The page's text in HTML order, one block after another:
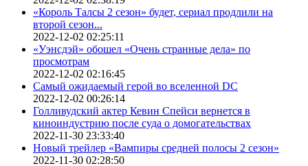
«Король Талсы 2 сезон» будет, сериал продлили на
второй сезон...
2022-12-02 02:25:11
«Уэнсдэй» обошел «Очень странные дела» по
просмотрам
2022-12-02 02:16:45
Самый ожидаемый герой во вселенной DC
2022-12-02 00:26:14
Голливудский актер Кевин Спейси вернется в
киноиндустрию после суда о домогательствах
2022-11-30 23:33:40
Новый трейлер «Вампиры средней полосы 2 сезон»
2022-11-30 02:28:50